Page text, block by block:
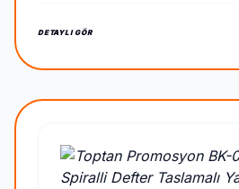
DETAYLI GÖR